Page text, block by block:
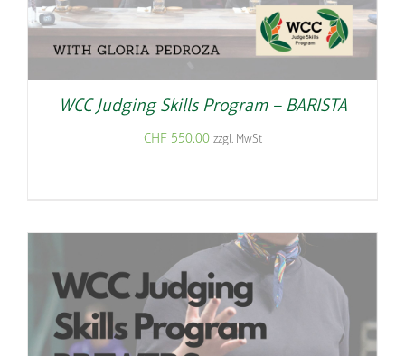
WCC Judging Skills Program – BARISTA
CHF 550.00 zzgl. MwSt